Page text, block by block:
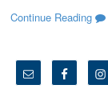
Continue Reading